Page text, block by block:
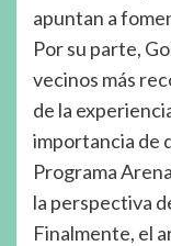
apuntan a
Por su parte,
vecinos más
de la
importancia de
Programa
la perspectiva
Finalmente, el